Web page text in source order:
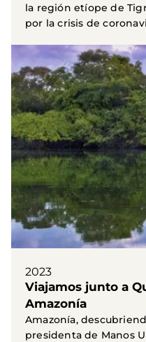
la región etíope de
por la crisis de
2023
Viajamos junto a
Amazonía
Amazonía,
presidenta de Manos